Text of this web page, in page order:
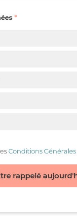
Conditions
rappelé